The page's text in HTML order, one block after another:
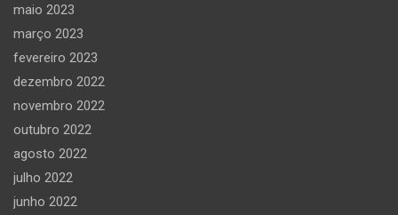
maio 2023
março 2023
fevereiro 2023
dezembro 2022
novembro 2022
outubro 2022
agosto 2022
julho 2022
junho 2022